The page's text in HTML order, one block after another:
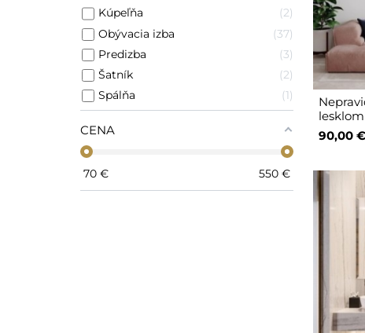
Kúpeľňa
2
Obývacia izba
37
Predizba
3
Šatník
2
Spálňa
1
CENA
70 € 550 €
90,00 €